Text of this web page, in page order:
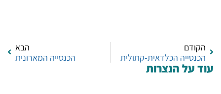
הקודם
הכנסייה הכלדאית-קתולית
הבא
הכנסייה המארונית
עוד על הנצרות